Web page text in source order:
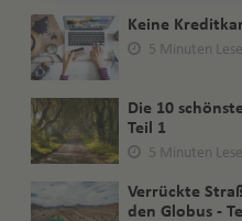
Keine
5 Minuten
Die 10
Teil 1
5 Minuten
Verrückte
den Globus -